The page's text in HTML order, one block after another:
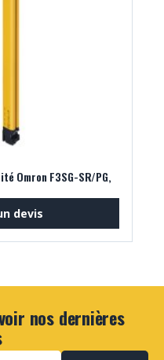
Omron F3SG-SR/PG,
devis
nos dernières